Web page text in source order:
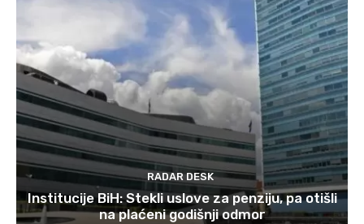
RADAR DESK
Institucije BiH: Stekli uslove za penziju, pa otišli
na plaćeni godišnji odmor